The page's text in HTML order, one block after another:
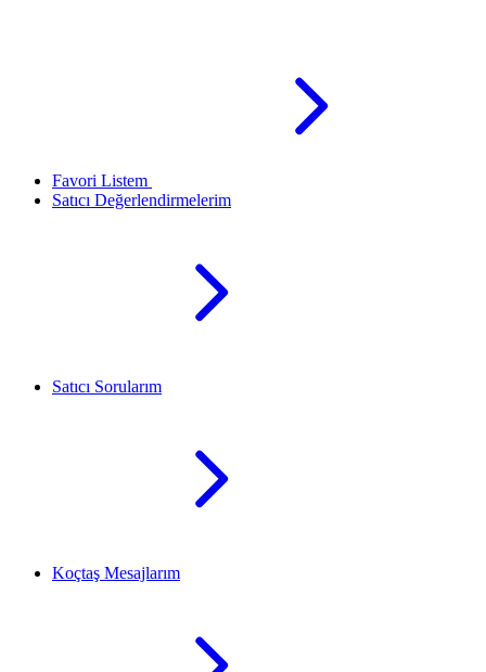
Favori Listem
Satıcı Değerlendirmelerim
Satıcı Sorularım
Koçtaş Mesajlarım